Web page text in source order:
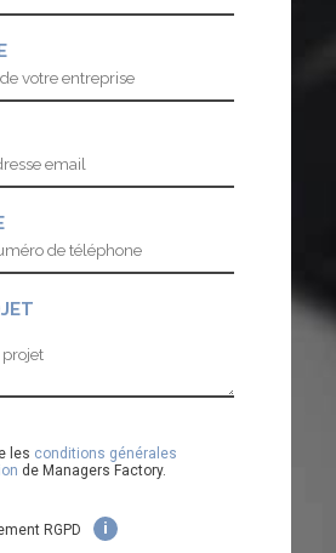
les conditions générales
de Managers Factory.
RGPD i